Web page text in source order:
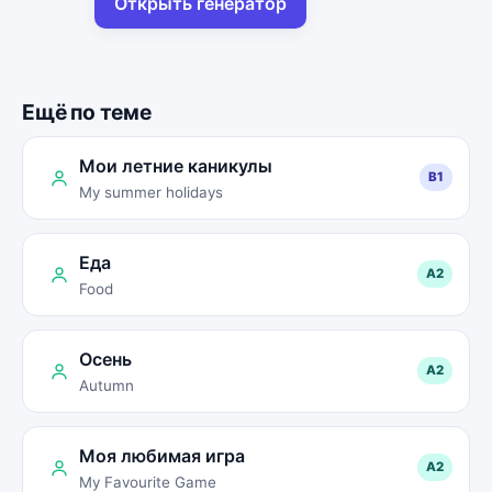
Ещё по теме
Мои летние каникулы
My summer holidays
B1
Еда
Food
A2
Осень
Autumn
A2
Моя любимая игра
My Favourite Game
A2